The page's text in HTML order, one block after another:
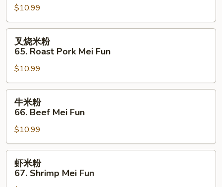
64.
Vegetable
Mei
Fun
$10.99
65.
Roast
Pork
Mei
Fun
叉烧米粉
65. Roast Pork Mei Fun
$10.99
66.
Beef
Mei
Fun
牛米粉
66. Beef Mei Fun
$10.99
虾米粉
67. Shrimp Mei Fun